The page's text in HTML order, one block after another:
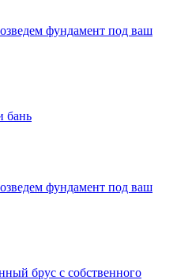
фундамент под ваш
бань
фундамент под ваш
брус с собственного